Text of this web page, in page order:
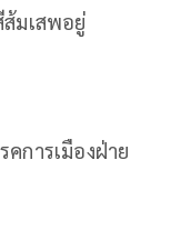
มเสพอยู่
การเมืองฝ่าย